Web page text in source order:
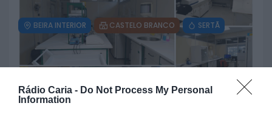
Rádio Caria - Do Not Process My Personal
Information
BEIRA INTERIOR CASTELO BRANCO SERTÃ
GNR recupera açor ferido no
concelho da Sertã
3 DE AGOSTO, 2026